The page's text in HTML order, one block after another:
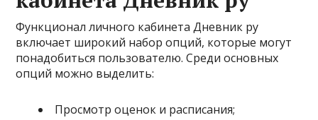
Функционал личного кабинета Дневник ру
включает широкий набор опций, которые могут
понадобиться пользователю. Среди основных
опций можно выделить:
Просмотр оценок и расписания;